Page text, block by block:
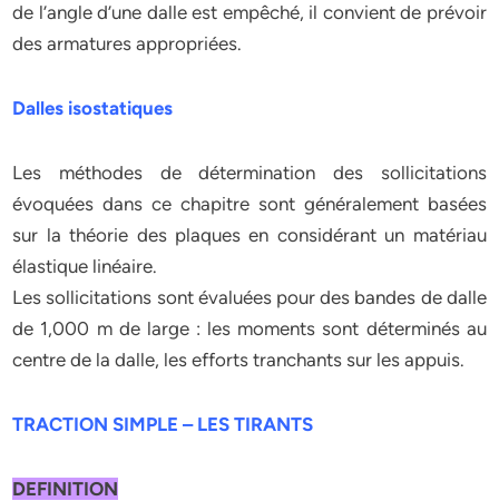
de l’angle d’une dalle est empêché, il convient de prévoir
des armatures appropriées.
Dalles isostatiques
Les méthodes de détermination des sollicitations
évoquées dans ce chapitre sont généralement basées
sur la théorie des plaques en considérant un matériau
élastique linéaire.
Les sollicitations sont évaluées pour des bandes de dalle
de 1,000 m de large : les moments sont déterminés au
centre de la dalle, les efforts tranchants sur les appuis.
TRACTION SIMPLE – LES TIRANTS
DEFINITION